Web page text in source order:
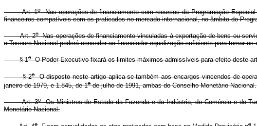
Art. 1oNas operações de financiamento com recursos da Programação
financeiros compatíveis com os praticados no mercado internacional, no âmbito do
Art. 2oNas operações de financiamento vinculadas à exportação de bens ou
o Tesouro Nacional poderá conceder ao financiador equalização suficiente para tornar
§ 1oO Poder Executivo fixará os limites máximos admissíveis para efeito deste
§ 2oO disposto neste artigo aplica-se também aos encargos vincendos de
janeiro de 1979, e 1.845, de 1ode julho de 1991, ambas do Conselho Monetário Nacional.
Art. 3oOs Ministros de Estado da Fazenda e da Indústria, do Comércio e do
Monetário Nacional.
o o